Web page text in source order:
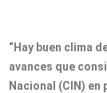
“Hay buen clima
avances que
Nacional (CIN)